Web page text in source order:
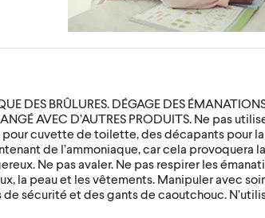
DES BRÛLURES. DÉGAGE DES
AVEC D’AUTRES PRODUITS. Ne pas
cuvette de toilette, des décapants pour
de l’ammoniaque, car cela provoquera la
Ne pas avaler. Ne pas respirer les
la peau et les vêtements. Manipuler avec
sécurité et des gants de caoutchouc.